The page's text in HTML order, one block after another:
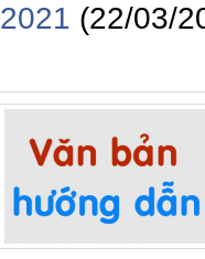
2021 (22/03/